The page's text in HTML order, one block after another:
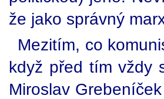
že jako správný
Mezitím, co
když před tím vždy
Miroslav